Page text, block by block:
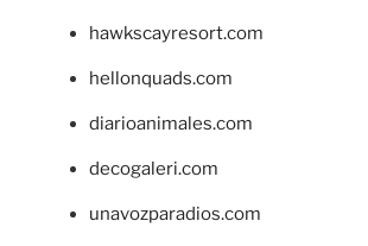
hawkscayresort.com
hellonquads.com
diarioanimales.com
decogaleri.com
unavozparadios.com